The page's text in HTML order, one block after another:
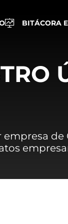
BITÁCORA
empresa